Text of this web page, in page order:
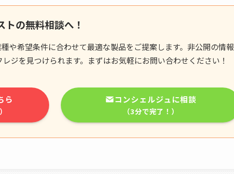
の無料相談へ！
や希望条件に合わせて最適な製品をご提案します。非公開の情報
レジを見つけられます。まずはお気軽にお問い合わせください！
ら コンシェルジュに相談
（3分で完了！）